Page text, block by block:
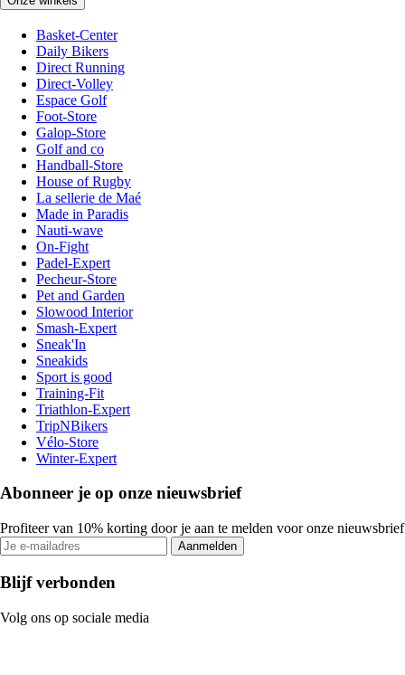
Basket-Center
Daily Bikers
Direct Running
Direct-Volley
Espace Golf
Foot-Store
Galop-Store
Golf and co
Handball-Store
House of Rugby
La sellerie de Maé
Made in Paradis
Nauti-wave
On-Fight
Padel-Expert
Pecheur-Store
Pet and Garden
Slowood Interior
Smash-Expert
Sneak'In
Sneakids
Sport is good
Training-Fit
Triathlon-Expert
TripNBikers
Vélo-Store
Winter-Expert
Abonneer je op onze nieuwsbrief
Profiteer van 10% korting door je aan te melden voor onze nieuwsbrief
Aanmelden
Blijf verbonden
Volg ons op sociale media